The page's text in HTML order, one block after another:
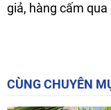
giả, hàng cấm
CÙNG CHUYÊN